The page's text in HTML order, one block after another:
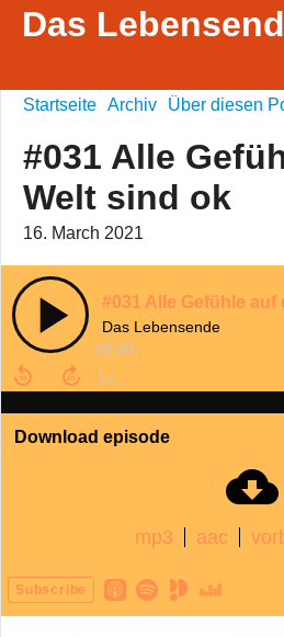
Das
Startseite Archiv Über diesen
#031 Alle
Welt sind ok
16. March 2021
#031 Alle Gefühle auf
Das Lebensende
00:00
Download episode
mp3 aac
Subscribe